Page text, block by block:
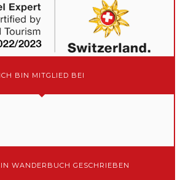
ICH BIN MITGLIED BEI
WANDERBUCH GESCHRIEBEN